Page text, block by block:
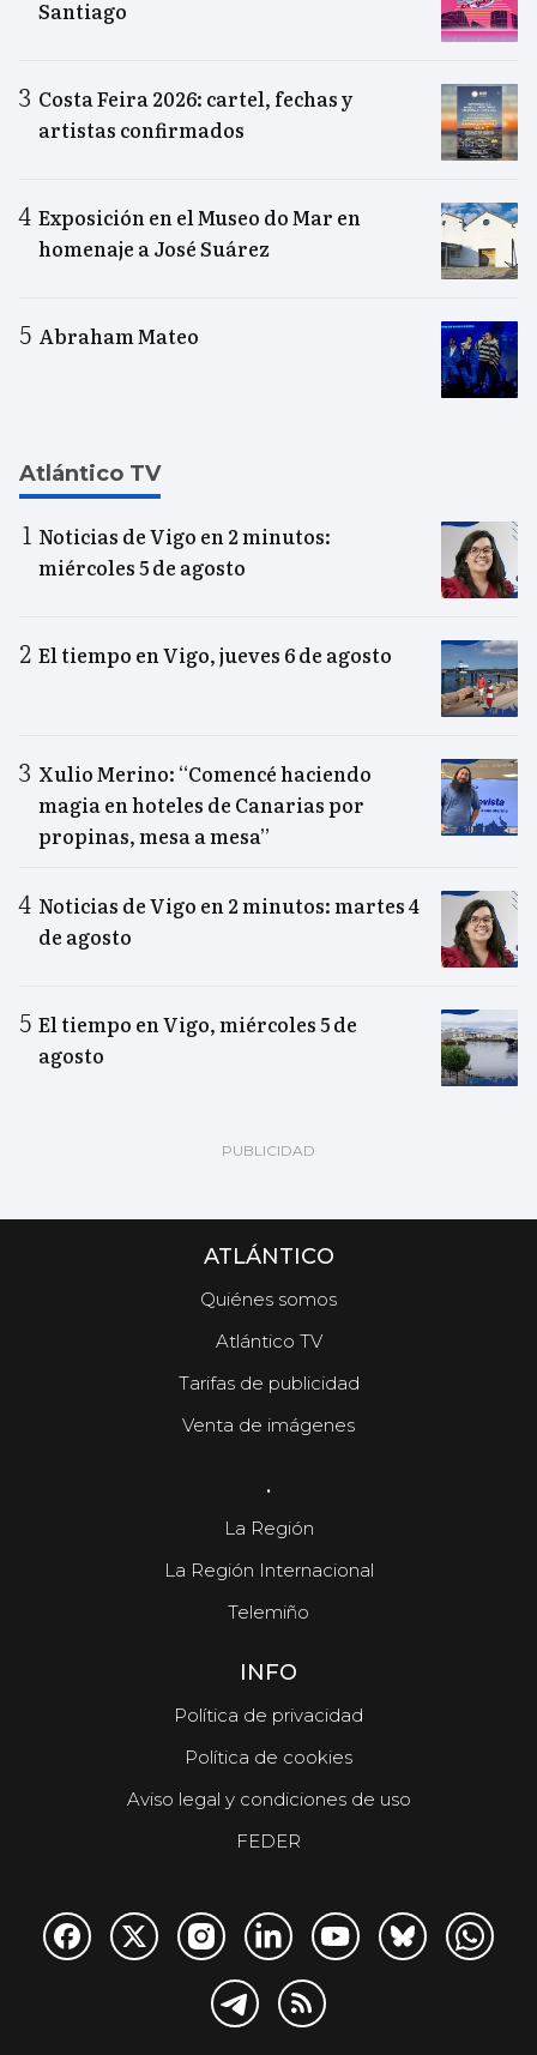
Santiago
Costa Feira 2026: cartel, fechas y
artistas confirmados
Exposición en el Museo do Mar en
homenaje a José Suárez
Abraham Mateo
Atlántico TV
Noticias de Vigo en 2 minutos:
miércoles 5 de agosto
El tiempo en Vigo, jueves 6 de agosto
Xulio Merino: “Comencé haciendo
magia en hoteles de Canarias por
propinas, mesa a mesa”
Noticias de Vigo en 2 minutos: martes 4
de agosto
El tiempo en Vigo, miércoles 5 de
agosto
ATLÁNTICO
Quiénes somos
Atlántico TV
Tarifas de publicidad
Venta de imágenes
.
La Región
La Región Internacional
Telemiño
INFO
Política de privacidad
Política de cookies
Aviso legal y condiciones de uso
FEDER